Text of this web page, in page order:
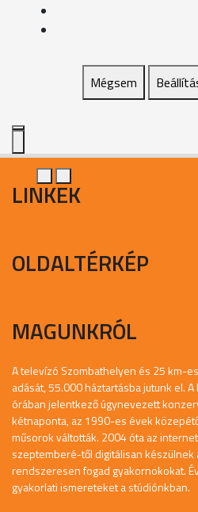
Mégsem
LINKEK
OLDALTÉRKÉP
MAGUNKRÓL
A televízó Szombathelyen és 25 km-
adását, 55.000 háztartásba jutunk el.
órában jelentkező úgynevezett
kétnaponta, az 1990-es évek
műsorok váltották. 2004 óta az
szeptemberé-től digitálisan készülnek
rendszeresen fogad gyakornokokat.
gyakorlati ismereteket a stúdiónkban.